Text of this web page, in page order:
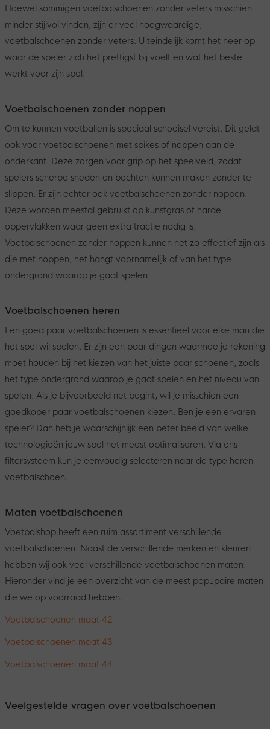
Hoewel sommigen voetbalschoenen zonder veters misschien
minder stijlvol vinden, zijn er veel hoogwaardige,
voetbalschoenen zonder veters. Uiteindelijk komt het neer op
waar de speler zich het prettigst bij voelt en wat het beste
werkt voor zijn spel.
Voetbalschoenen zonder noppen
Om te kunnen voetballen is speciaal schoeisel vereist. Dit geldt
ook voor voetbalschoenen met spikes of noppen aan de
onderkant. Deze zorgen voor grip op het speelveld, zodat
spelers scherpe sneden en bochten kunnen maken zonder te
slippen. Er zijn echter ook voetbalschoenen zonder noppen.
Deze worden meestal gebruikt op kunstgras of harde
oppervlakken waar geen extra tractie nodig is.
Voetbalschoenen zonder noppen kunnen net zo effectief zijn als
die met noppen, het hangt voornamelijk af van het type
ondergrond waarop je gaat spelen.
Voetbalschoenen heren
Een goed paar voetbalschoenen is essentieel voor elke man die
het spel wil spelen. Er zijn een paar dingen waarmee je rekening
moet houden bij het kiezen van het juiste paar schoenen, zoals
het type ondergrond waarop je gaat spelen en het niveau van
spelen. Als je bijvoorbeeld net begint, wil je misschien een
goedkoper paar voetbalschoenen kiezen. Ben je een ervaren
speler? Dan heb je waarschijnlijk een beter beeld van welke
technologieën jouw spel het meest optimaliseren. Via ons
filtersysteem kun je eenvoudig selecteren naar de type heren
voetbalschoen.
Maten voetbalschoenen
Voetbalshop heeft een ruim assortiment verschillende
voetbalschoenen. Naast de verschillende merken en kleuren
hebben wij ook veel verschillende voetbalschoenen maten.
Hieronder vind je een overzicht van de meest popupaire maten
die we op voorraad hebben.
Voetbalschoenen maat 42
Voetbalschoenen maat 43
Voetbalschoenen maat 44
Veelgestelde vragen over voetbalschoenen